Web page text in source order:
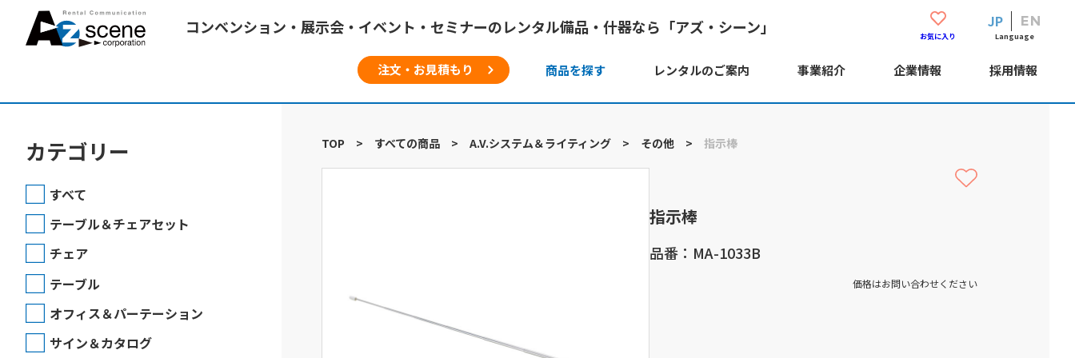
コンベンション・展示会・イベント・セミナーのレンタル備品・什器なら「アズ・シーン」 お気に入り
EN
JP
Language
注文・お見積もり 商品を探す レンタルのご案内 事業紹介 企業情報 採用情報
カテゴリー
すべて
テーブル＆チェアセット
チェア
テーブル
オフィス＆パーテーション
サイン＆カタログ
TOP > すべての商品 > A.V.システム＆ライティング > その他 > 指示棒
指示棒
品番：MA-1033B
価格はお問い合わせください